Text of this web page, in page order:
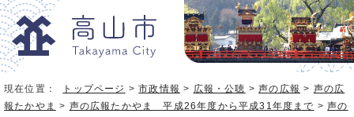
現在位置： トップページ >市政情報 > 広報・公聴 >声の広報 > 声の広
報たかやま > 声の広報たかやま 平成26年度から平成31年度まで >声の